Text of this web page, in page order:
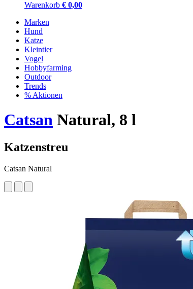
Warenkorb € 0,00
Marken
Hund
Katze
Kleintier
Vogel
Hobbyfarming
Outdoor
Trends
% Aktionen
Catsan Natural, 8 l
Katzenstreu
Catsan Natural